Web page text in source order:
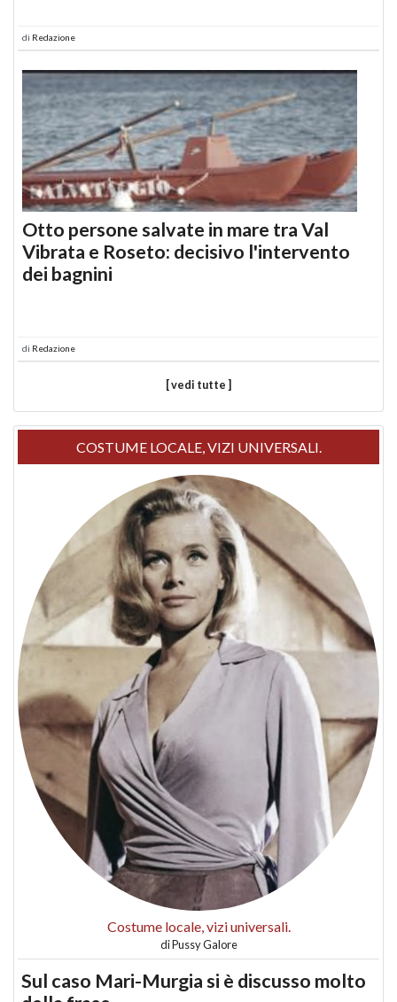
di Redazione
Otto persone salvate in mare tra Val
Vibrata e Roseto: decisivo l'intervento
dei bagnini
di Redazione
[ vedi tutte ]
COSTUME LOCALE, VIZI UNIVERSALI.
Costume locale, vizi universali.
diPussy Galore
Sul caso Mari-Murgia si è discusso molto